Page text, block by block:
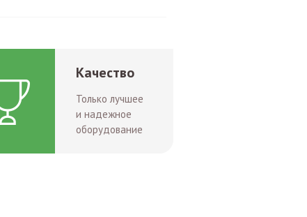
Качество
Только лучшее
и надежное
оборудование